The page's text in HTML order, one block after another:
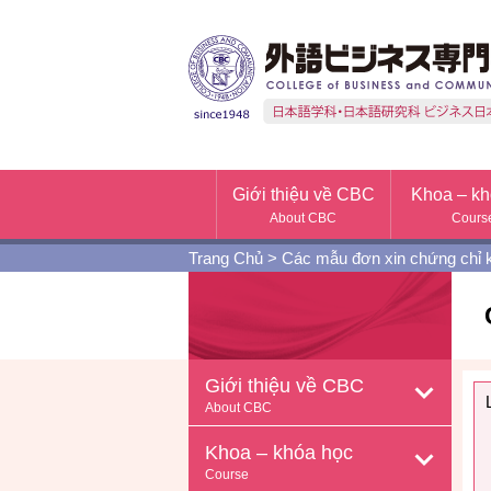
Giới thiệu về CBC
About CBC
Khoa –
Trang Chủ > Các mẫu đơn xin chứng chỉ
Giới thiệu về CBC
About CBC
Khoa – khóa học
Course